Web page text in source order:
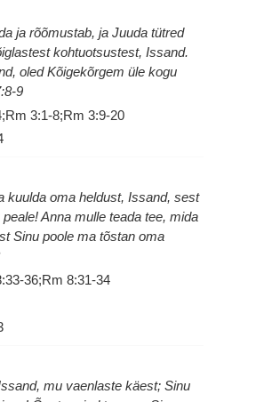
ja rõõmustab, ja Juuda tütred
kohtuotsustest, Issand.
oled Kõigekõrgem üle kogu
9
3:1-8;Rm 3:9-20
kuulda oma heldust, Issand, sest
Anna mulle teada tee, mida
Sinu poole ma tõstan oma
36;Rm 8:31-34
mu vaenlaste käest; Sinu